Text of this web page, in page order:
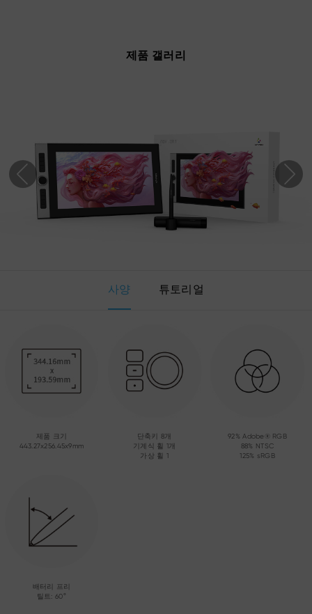
제품 갤러리
사양 튜토리얼
제품 크기
443.27x256.45x9mm
단축키 8개
기계식 휠 1개
가상 휠 1
92% Adobe® RGB
88% NTSC
125% sRGB
배터리 프리
틸트: 60°